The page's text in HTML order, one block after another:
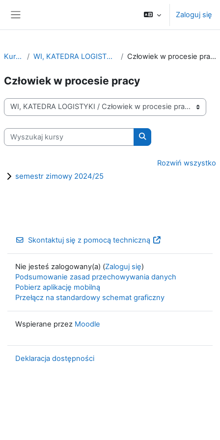
Zaloguj się
Kursy WI, KATEDRA LOGISTYKI Człowiek w procesie pracy
Człowiek w procesie pracy
Kategorie kursów
Wyszukaj kursy
Wyszukaj kursy
Rozwiń wszystko
semestr zimowy 2024/25
Skontaktuj się z pomocą techniczną
Nie jesteś zalogowany(a) (Zaloguj się)
Podsumowanie zasad przechowywania danych
Pobierz aplikację mobilną
Przełącz na standardowy schemat graficzny
Wspierane przez Moodle
Deklaracja dostępności